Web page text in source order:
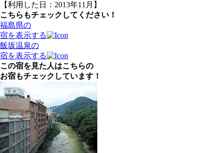
【利用した日：2013年11月】
こちらもチェックしてください！
福島県の
宿を表示する
飯坂温泉の
宿を表示する
この宿を見た人はこちらの
お宿もチェックしています！